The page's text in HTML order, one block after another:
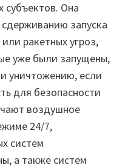
субъектов. Она
запуска
ракетных угроз,
уже были запущены,
уничтожению, если
для безопасности
воздушное
24/7,
систем
а также систем